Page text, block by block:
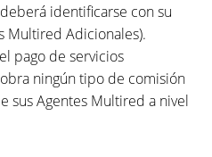
identificarse con su
Multired Adicionales).
pago de servicios
ningún tipo de comisión
sus Agentes Multired a nivel